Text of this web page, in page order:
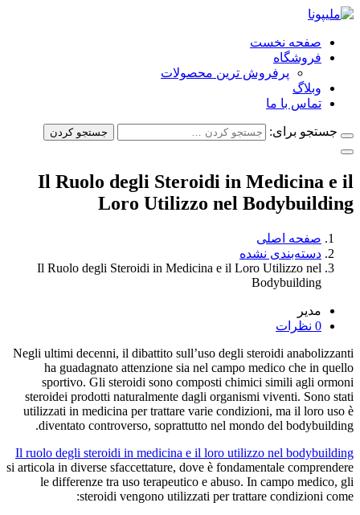
صفحه نخست
فروشگاه
پرفروش ترین محصولات
وبلاگ
تماس با ما
جستجو برای: جستجو کردن
Il Ruolo degli Steroidi in Medicina e il
Loro Utilizzo nel Bodybuilding
صفحه اصلی
دسته‌بندی نشده
Il Ruolo degli Steroidi in Medicina e il Loro Utilizzo nel
Bodybuilding
مدیر
0 نظرات
Negli ultimi decenni, il dibattito sull’uso degli steroidi anabolizzanti
ha guadagnato attenzione sia nel campo medico che in quello
sportivo. Gli steroidi sono composti chimici simili agli ormoni
steroidei prodotti naturalmente dagli organismi viventi. Sono stati
utilizzati in medicina per trattare varie condizioni, ma il loro uso è
diventato controverso, soprattutto nel mondo del bodybuilding.
Il ruolo degli steroidi in medicina e il loro utilizzo nel bodybuilding
si articola in diverse sfaccettature, dove è fondamentale comprendere
le differenze tra uso terapeutico e abuso. In campo medico, gli
steroidi vengono utilizzati per trattare condizioni come: